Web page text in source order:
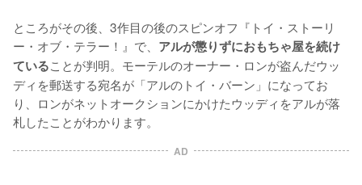
ところがその後、3作目の後のスピンオフ『トイ・ストーリ
ー・オブ・テラー！』で、 アルが懲りずにおもちゃ屋を続け
ていることが判明。モーテルのオーナー・ロンが盗んだウッ
ディを郵送する宛名が「アルのトイ・バーン」になってお
り、ロンがネットオークションにかけたウッディをアルが落
札したことがわかります。
AD